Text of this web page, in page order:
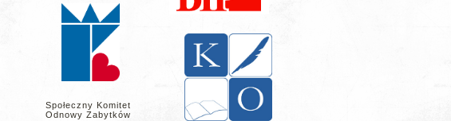
Społeczny Komitet
Odnowy Zabytków